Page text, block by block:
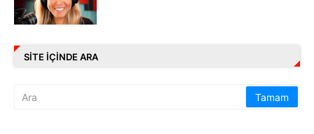
SITE IÇINDE ARA